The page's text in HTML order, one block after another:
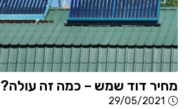
מחיר דוד שמש – כמה זה עולה?
29/05/2021